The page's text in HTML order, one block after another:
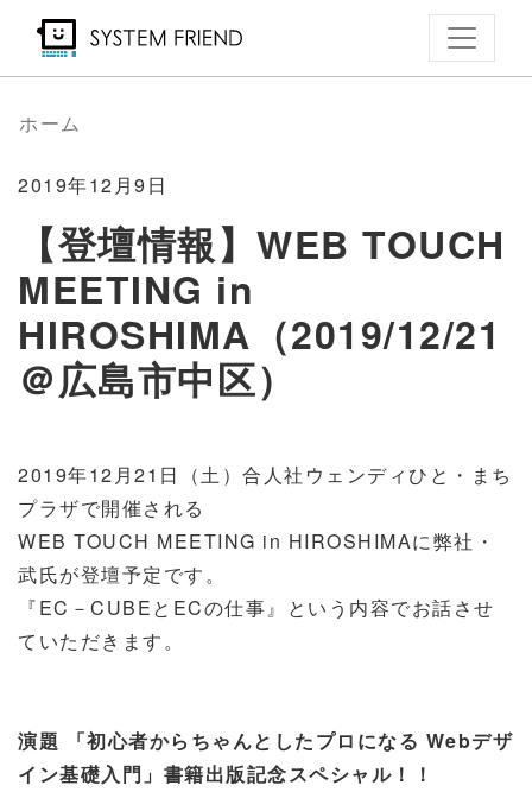
ン
コ
テ
に
移
動
ホーム
2019年12月9日
【登壇情報】WEB TOUCH
MEETING in
HIROSHIMA（2019/12/21
＠広島市中区）
2019年12月21日（土）合人社ウェンディひと・まち
プラザで開催される
WEB TOUCH MEETING in HIROSHIMAに弊社・
武氏が登壇予定です。
『EC－CUBEとECの仕事』という内容でお話させ
ていただきます。
演題 「初心者からちゃんとしたプロになる Webデザ
イン基礎入門」書籍出版記念スペシャル！！